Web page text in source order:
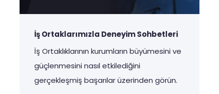
İş Ortaklarımızla Deneyim Sohbetleri
İş Ortaklıklarının kurumların büyümesini ve
güçlenmesini nasıl etkilediğini
gerçekleşmiş başarılarüzerinden görün.